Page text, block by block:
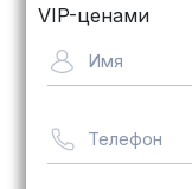
для
Важно!
VIP-ценами
Имя
Телефон